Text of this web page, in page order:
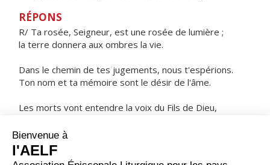
RÉPONS
R/ Ta rosée, Seigneur, est une rosée de lumière ;
la terre donnera aux ombres la vie.
Dans le chemin de tes jugements, nous t'espérions.
Ton nom et ta mémoire sont le désir de l'âme.
Les morts vont entendre la voix du Fils de Dieu,